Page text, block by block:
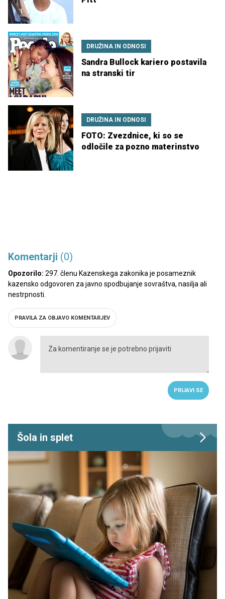
DRUŽINA IN ODNOSI
Sandra Bullock kariero postavila
na stranski tir
DRUŽINA IN ODNOSI
FOTO: Zvezdnice, ki so se
odločile za pozno materinstvo
Komentarji (0)
Opozorilo: 297. členu Kazenskega zakonika je posameznik
kazensko odgovoren za javno spodbujanje sovraštva, nasilja ali
nestrpnosti.
PRAVILA ZA OBJAVO KOMENTARJEV
PRIJAVI SE
Šola in splet